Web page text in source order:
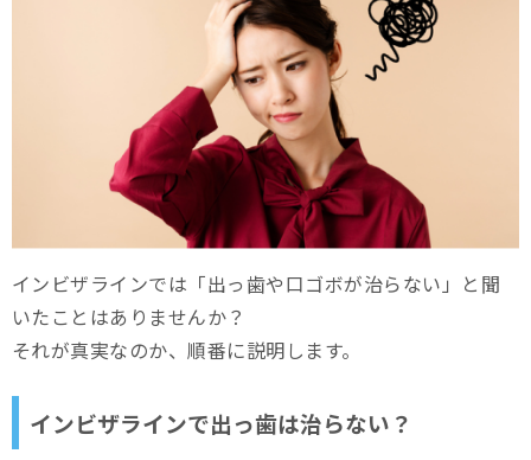
インビザラインでは「出っ歯や口ゴボが治らない」と聞
いたことはありませんか？
それが真実なのか、順番に説明します。
インビザラインで出っ歯は治らない？